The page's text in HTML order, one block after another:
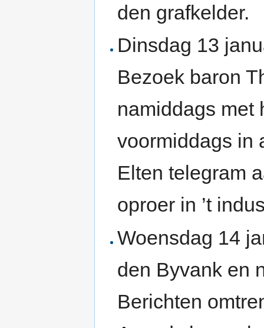
den grafkelder.
Dinsdag 13
Bezoek baron
namiddags met
voormiddags in
Elten telegram
oproer in ’t
Woensdag 14
den Byvank en
Berichten